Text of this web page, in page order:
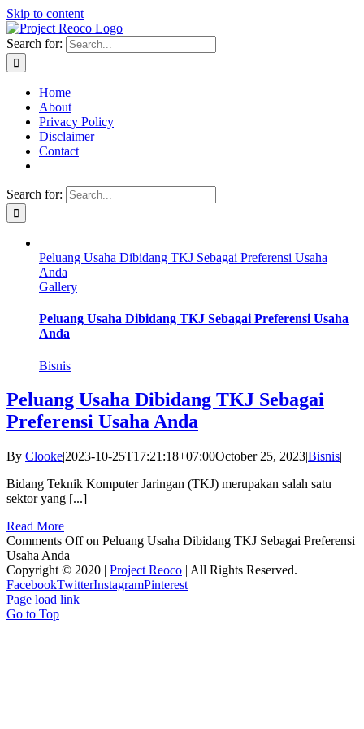
Skip to content
Search for:
Home
About
Privacy Policy
Disclaimer
Contact
Search for:
Peluang Usaha Dibidang TKJ Sebagai Preferensi Usaha
Anda
Gallery
Peluang Usaha Dibidang TKJ Sebagai Preferensi Usaha
Anda
Bisnis
Peluang Usaha Dibidang TKJ Sebagai
Preferensi Usaha Anda
By Clooke|2023-10-25T17:21:18+07:00October 25, 2023|Bisnis|
Bidang Teknik Komputer Jaringan (TKJ) merupakan salah satu
sektor yang [...]
Read More
Comments Offon Peluang Usaha Dibidang TKJ Sebagai Preferensi
Usaha Anda
Copyright © 2020 | Project Reoco | All Rights Reserved.
FacebookTwitterInstagramPinterest
Page load link
Go to Top